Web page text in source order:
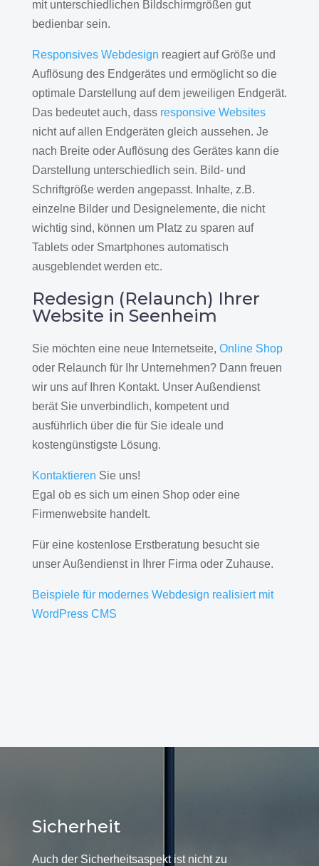
mit unterschiedlichen Bildschirmgrößen gut
bedienbar sein.
Responsives Webdesign reagiert auf Größe und
Auflösung des Endgerätes und ermöglicht so die
optimale Darstellung auf dem jeweiligen Endgerät.
Das bedeutet auch, dass responsive Websites
nicht auf allen Endgeräten gleich aussehen. Je
nach Breite oder Auflösung des Gerätes kann die
Darstellung unterschiedlich sein. Bild- und
Schriftgröße werden angepasst. Inhalte, z.B.
einzelne Bilder und Designelemente, die nicht
wichtig sind, können um Platz zu sparen auf
Tablets oder Smartphones automatisch
ausgeblendet werden etc.
Redesign (Relaunch) Ihrer
Website in Seenheim
Sie möchten eine neue Internetseite, Online Shop
oder Relaunch für Ihr Unternehmen? Dann freuen
wir uns auf Ihren Kontakt. Unser Außendienst
berät Sie unverbindlich, kompetent und
ausführlich über die für Sie ideale und
kostengünstigste Lösung.
Kontaktieren Sie uns!
Egal ob es sich um einen Shop oder eine
Firmenwebsite handelt.
Für eine kostenlose Erstberatung besucht sie
unser Außendienst in Ihrer Firma oder Zuhause.
Beispiele für modernes Webdesign realisiert mit
WordPress CMS
Sicherheit
Auch der Sicherheitsaspekt ist nicht zu